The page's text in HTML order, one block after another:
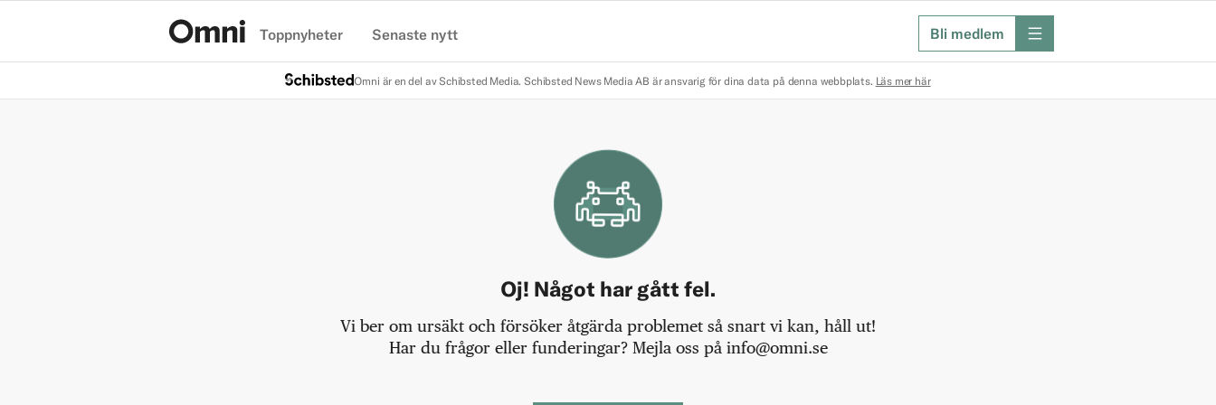
Toppnyheter Senaste nytt Bli medlem meny
Omni är en del av Schibsted Media. Schibsted News Media AB är ansvarig för dina data på denna webbplats. Läs mer här
Oj! Något har gått fel.
Vi ber om ursäkt och försöker åtgärda problemet så snart vi kan, håll ut!
Har du frågor eller funderingar? Mejla oss på info@omni.se